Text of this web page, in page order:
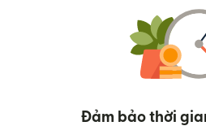
Đảm bảo thời